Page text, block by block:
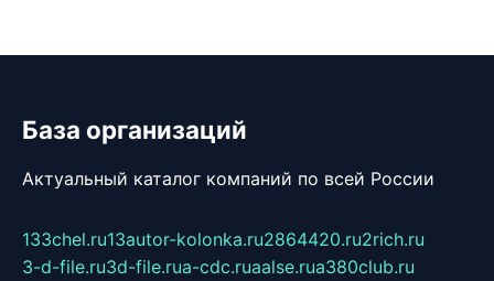
База организаций
Актуальный каталог компаний по всей России
133chel.ru13autor-kolonka.ru2864420.ru2rich.ru
3-d-file.ru3d-file.rua-cdc.ruaalse.rua380club.ru